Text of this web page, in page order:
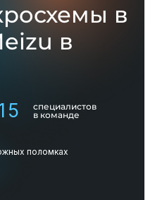
в
в
специалистов
в команде
поломках